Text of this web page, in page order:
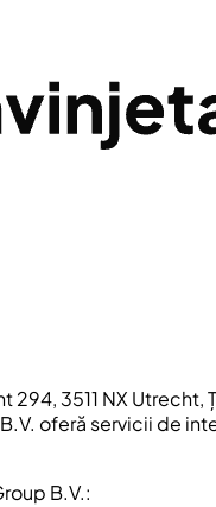
294, 3511 NX
oferă servicii de
B.V.: